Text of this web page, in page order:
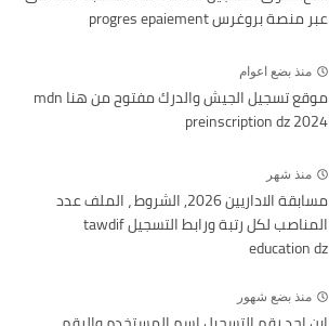
عبر منصة بروغرس progres epaiement
منذ بضع اعوام
موقع تسجيل الجيش والدرك مفتوح من هنا mdn
preinscription dz 2024
منذ شهر
مسابقة الاداريين 2026, الشروط ، الملف عدد
المناصب لكل رتبة ورابط التسجيل tawdif
education dz
منذ بضع شهور